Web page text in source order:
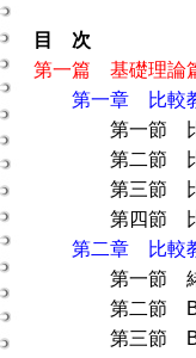
目 次
第一篇 基礎理論
第一章 比較
第一節 比較
第二節 比較
第三節 比較
第四節 比較
第二章 比較
第一節 緒
第二節
第三節